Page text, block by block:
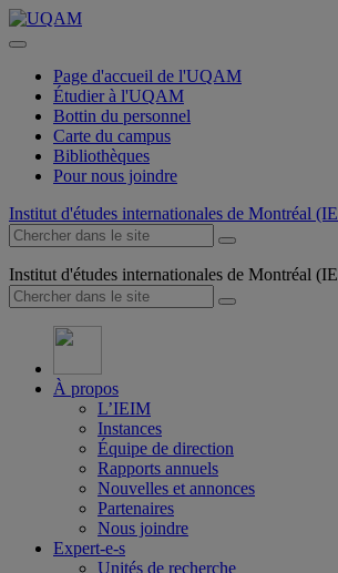
Page d'accueil de l'UQAM
Étudier à l'UQAM
Bottin du personnel
Carte du campus
Bibliothèques
Pour nous joindre
Institut d'études internationales de Montréal
Institut d'études internationales de Montréal
À propos
L’IEIM
Instances
Équipe de direction
Rapports annuels
Nouvelles et annonces
Partenaires
Nous joindre
Expert-e-s
Unités de recherche